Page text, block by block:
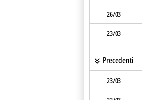
26/03
23/03
Precedenti
23/03